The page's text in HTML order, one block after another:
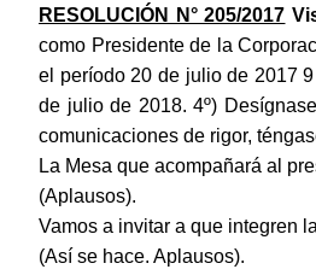
RESOLUCIÓN N° 205/2017
como Presidente de la
el período 20 de julio de 2017
de julio de 2018. 4º)
comunicaciones de rigor,
La Mesa que acompañará al
(Aplausos).
Vamos a invitar a que integren
(Así se hace. Aplausos).